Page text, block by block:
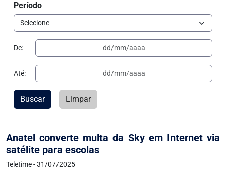
Anatel converte multa da Sky em Internet via
satélite para escolas
Teletime - 31/07/2025
Período
De:
Até:
Buscar Limpar